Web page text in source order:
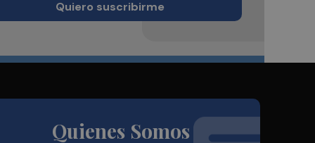
Quiero suscribirme
Quienes Somos